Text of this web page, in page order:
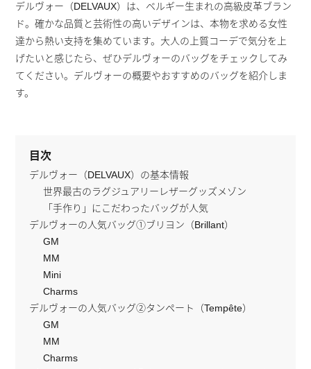
デルヴォー（DELVAUX）は、ベルギー生まれの高級皮革ブラン
ド。確かな品質と芸術性の高いデザインは、本物を求める女性
達から熱い支持を集めています。大人の上質コーデで気分を上
げたいと感じたら、ぜひデルヴォーのバッグをチェックしてみ
てください。デルヴォーの概要やおすすめのバッグを紹介しま
す。
目次
デルヴォー（DELVAUX）の基本情報
世界最古のラグジュアリーレザーグッズメゾン
「手作り」にこだわったバッグが人気
デルヴォーの人気バッグ①ブリヨン（Brillant）
GM
MM
Mini
Charms
デルヴォーの人気バッグ②タンペート（Tempête）
GM
MM
Charms